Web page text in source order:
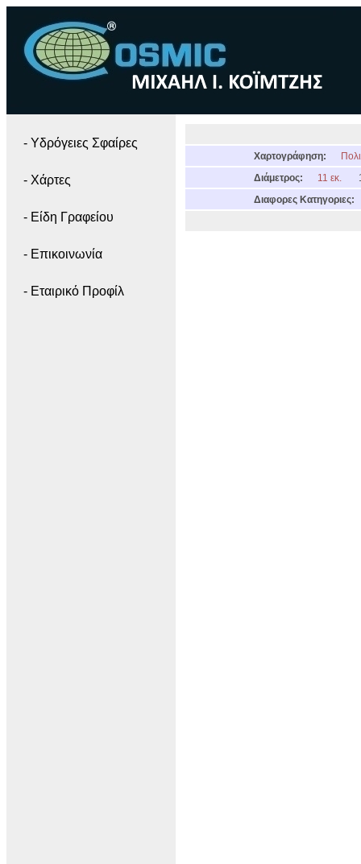
- Yδρόγειες Σφαίρες
- Χάρτες
- Είδη Γραφείου
- Επικοινωνία
- Εταιρικό Προφίλ
Χαρτογράφηση:
Διάμετρος:
11 εκ.
Διαφορες Κατηγοριες: